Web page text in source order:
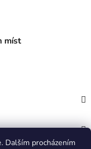
Dalším procházením
míst